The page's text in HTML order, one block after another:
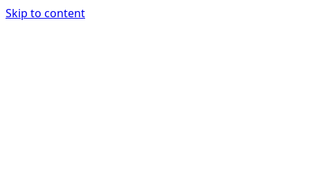
Skip to content